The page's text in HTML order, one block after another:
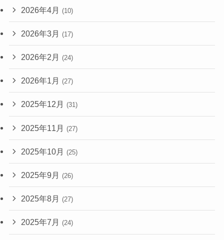
2026年4月 (10)
2026年3月 (17)
2026年2月 (24)
2026年1月 (27)
2025年12月 (31)
2025年11月 (27)
2025年10月 (25)
2025年9月 (26)
2025年8月 (27)
2025年7月 (24)